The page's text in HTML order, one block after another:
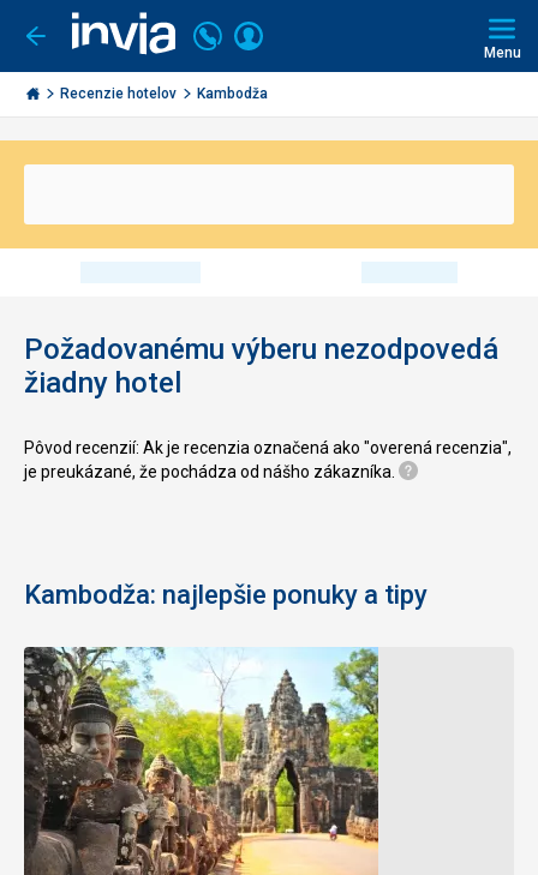
Ísť
späť
Invia.sk
Volajte
+421
2
3221
Prihlásiť
Menu
Recenzie hotelov Kambodža
Požadovanému výberu nezodpovedá
žiadny hotel
Pôvod recenzií: Ak je recenzia označená ako "overená recenzia",
je preukázané, že pochádza od nášho zákazníka.
Kambodža: najlepšie ponuky a tipy